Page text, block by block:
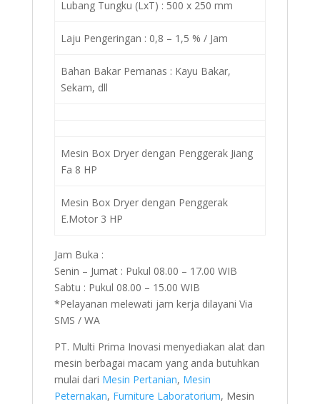
Lubang Tungku (LxT) : 500 x 250 mm
Laju Pengeringan : 0,8 – 1,5 % / Jam
Bahan Bakar Pemanas : Kayu Bakar,
Sekam, dll
Mesin Box Dryer dengan Penggerak Jiang
Fa 8 HP
Mesin Box Dryer dengan Penggerak
E.Motor 3 HP
Jam Buka :
Senin – Jumat : Pukul 08.00 – 17.00 WIB
Sabtu : Pukul 08.00 – 15.00 WIB
*Pelayanan melewati jam kerja dilayani Via
SMS / WA
PT. Multi Prima Inovasi menyediakan alat dan
mesin berbagai macam yang anda butuhkan
mulai dari Mesin Pertanian, Mesin
Peternakan, Furniture Laboratorium, Mesin